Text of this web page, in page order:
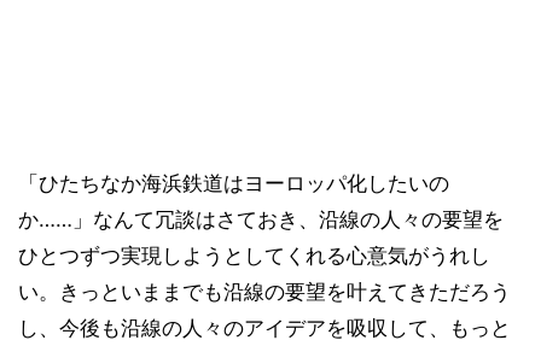
「ひたちなか海浜鉄道はヨーロッパ化したいの
か……」なんて冗談はさておき、沿線の人々の要望を
ひとつずつ実現しようとしてくれる心意気がうれし
い。きっといままでも沿線の要望を叶えてきただろう
し、今後も沿線の人々のアイデアを吸収して、もっと